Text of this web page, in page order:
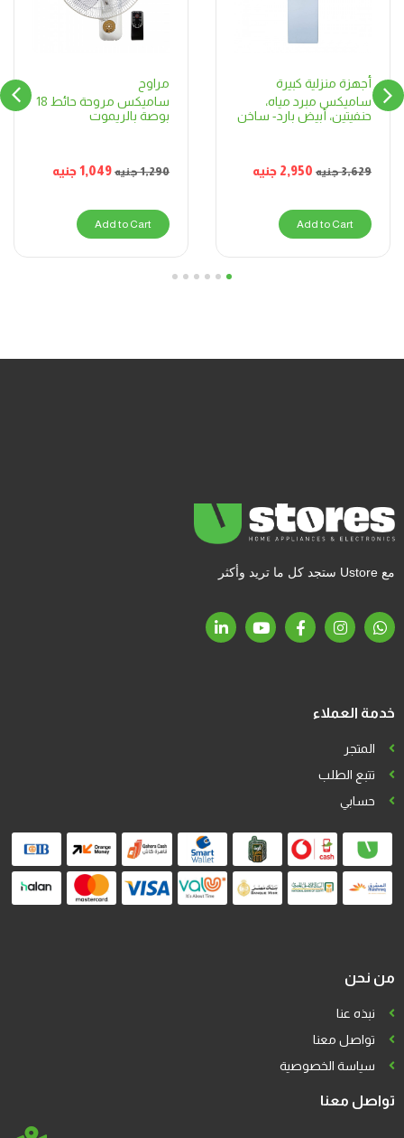
أجهزة منزلية كبيرة
ساميكس مبرد مياه،
حنفيتين، أبيض بارد- ساخن
3,629جنيه 2,950 جنيه
Add to Cart
مراوح
ساميكس مروحة حائط 18
بوصة بالريموت
1,290جنيه 1,049جنيه
Add to Cart
1
2
مع Ustore ستجد كل ما تريد وأكثر
خدمة العملاء
المتجر
تتبع الطلب
حسابي
من نحن
نبذه عنا
تواصل معنا
سياسة الخصوصية
تواصل معنا